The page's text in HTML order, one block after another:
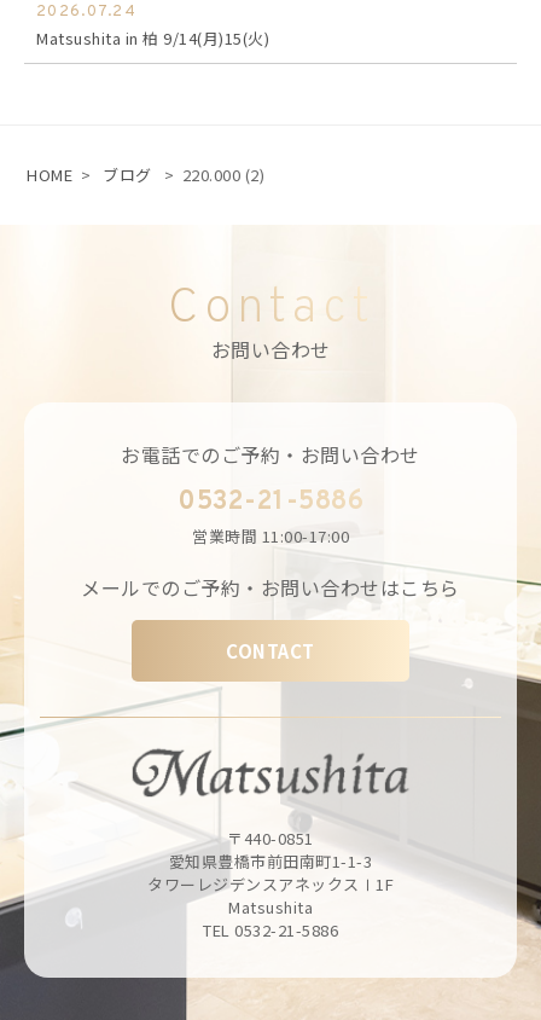
2026.07.24
Matsushita in 柏 9/14(月)15(火)
HOME > ブログ > 220.000 (2)
Contact
お問い合わせ
お電話でのご予約・お問い合わせ
0532-21-5886
営業時間 11:00-17:00
メールでのご予約・お問い合わせはこちら
CONTACT
〒440-0851
愛知県豊橋市前田南町1-1-3
タワーレジデンスアネックスⅠ1F
Matsushita
TEL 0532-21-5886